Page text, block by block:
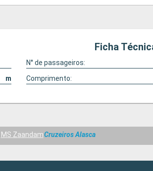
Ficha
N° de passageiros:
m Comprimento:
MS ZaandamCruzeiros Alasca